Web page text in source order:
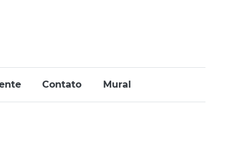
Contato Mural